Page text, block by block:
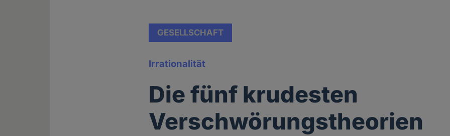
GESELLSCHAFT
Irrationalität
Die fünf krudesten
Verschwörungstheorien